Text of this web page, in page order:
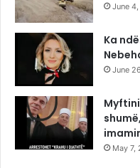
June
Ka
June
May 7,